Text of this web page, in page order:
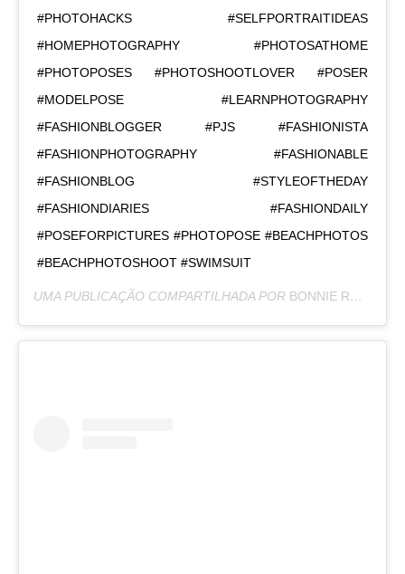
#PHOTOHACKS #SELFPORTRAITIDEAS
#HOMEPHOTOGRAPHY #PHOTOSATHOME
#PHOTOPOSES #PHOTOSHOOTLOVER #POSER
#MODELPOSE #LEARNPHOTOGRAPHY
#FASHIONBLOGGER #PJS #FASHIONISTA
#FASHIONPHOTOGRAPHY #FASHIONABLE
#FASHIONBLOG #STYLEOFTHEDAY
#FASHIONDIARIES #FASHIONDAILY
#POSEFORPICTURES #PHOTOPOSE #BEACHPHOTOS
#BEACHPHOTOSHOOT #SWIMSUIT
UMA PUBLICAÇÃO COMPARTILHADA POR BONNIE RODRÍGUEZ KRZYWICKI